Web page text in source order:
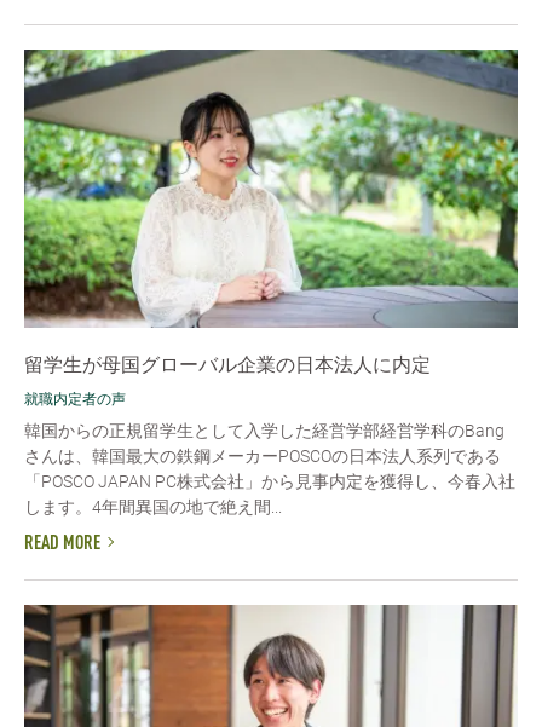
留学生が母国グローバル企業の日本法人に内定
就職内定者の声
韓国からの正規留学生として入学した経営学部経営学科のBang
さんは、韓国最大の鉄鋼メーカーPOSCOの日本法人系列である
「POSCO JAPAN PC株式会社」から見事内定を獲得し、今春入社
します。4年間異国の地で絶え間...
READ MORE